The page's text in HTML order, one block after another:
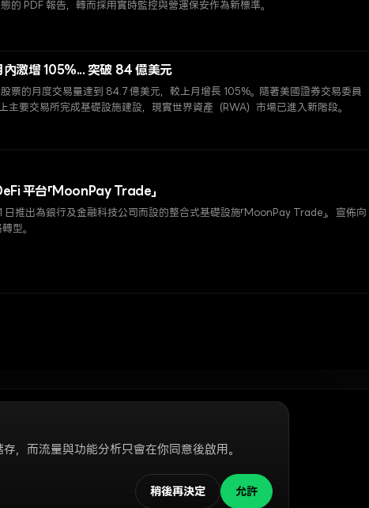
的 PDF 報告，轉而採用實時監控與營運保安作為新標準。
激增 105%... 突破 84 億美元
票的月度交易量達到 84.7 億美元，較上月增長 105%。隨著美國證券交易委員
主要交易所完成基礎設施建設，現實世界資產（RWA）市場已進入新階段。
平台「MoonPay Trade」
推出為銀行及金融科技公司而設的整合式基礎設施「MoonPay Trade」，宣佈向
型。
立運作，投稿者亦可能持有本網站提及的數碼資產或參與
編輯合作查詢，可電郵至 contact@ndmag.xyz。
，而流量與功能分析只會在你同意後啟用。
稍後再決定 允許